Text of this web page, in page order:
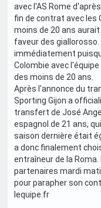
avec l'AS Rome
fin de contrat avec les
moins de 20 ans
faveur des
immédiatement
Colombie avec
des moins de 20 ans.
Après l'annonce du
Sporting Gijon a
transfert de José
espagnol de 21 ans,
saison dernière était
a donc finalement
entraîneur de la Roma.
partenaires mardi
pour parapher son
lequipe.fr